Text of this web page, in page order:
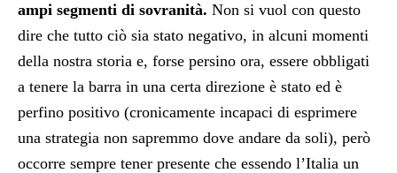
ampi segmenti di sovranità. Non si vuol con questo
dire che tutto ciò sia stato negativo, in alcuni momenti
della nostra storia e, forse persino ora, essere obbligati
a tenere la barra in una certa direzione è stato ed è
perfino positivo (cronicamente incapaci di esprimere
una strategia non sapremmo dove andare da soli), però
occorre sempre tener presente che essendo l’Italia un